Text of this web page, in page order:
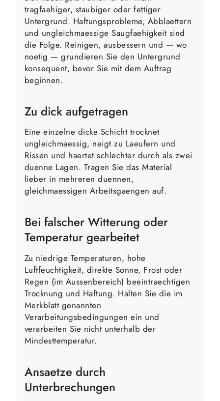
tragfaehiger, staubiger oder fettiger
Untergrund. Haftungsprobleme, Abblaettern
und ungleichmaessige Saugfaehigkeit sind
die Folge. Reinigen, ausbessern und — wo
noetig — grundieren Sie den Untergrund
konsequent, bevor Sie mit dem Auftrag
beginnen.
Zu dick aufgetragen
Eine einzelne dicke Schicht trocknet
ungleichmaessig, neigt zu Laeufern und
Rissen und haertet schlechter durch als zwei
duenne Lagen. Tragen Sie das Material
lieber in mehreren duennen,
gleichmaessigen Arbeitsgaengen auf.
Bei falscher Witterung oder
Temperatur gearbeitet
Zu niedrige Temperaturen, hohe
Luftfeuchtigkeit, direkte Sonne, Frost oder
Regen (im Aussenbereich) beeintraechtigen
Trocknung und Haftung. Halten Sie die im
Merkblatt genannten
Verarbeitungsbedingungen ein und
verarbeiten Sie nicht unterhalb der
Mindesttemperatur.
Ansaetze durch
Unterbrechungen